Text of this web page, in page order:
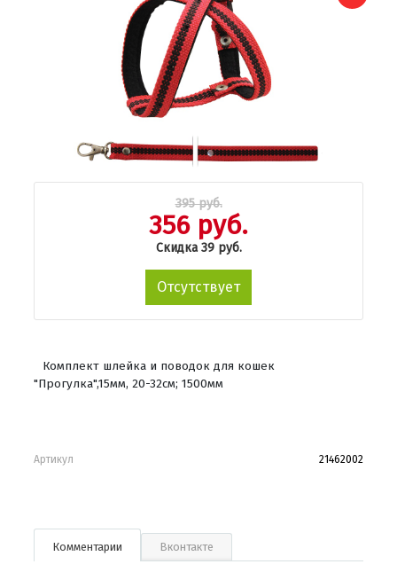
395 руб.
356 руб.
Скидка 39 руб.
Отсутствует
Комплект шлейка и поводок для кошек
"Прогулка",15мм, 20-32см; 1500мм
Артикул 21462002
Комментарии Вконтакте